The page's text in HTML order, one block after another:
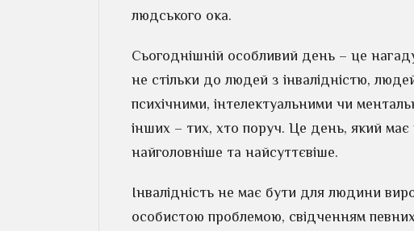
людського ока.
Сьогоднішній особливий день – це
не стільки до людей з інвалідністю,
психічними, інтелектуальними чи
інших – тих, хто поруч. Це день, який
найголовніше та найсуттєвіше.
Інвалідність не має бути для людини
особистою проблемою, свідченням